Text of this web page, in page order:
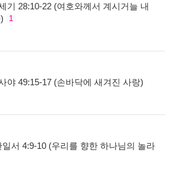
기 28:10-22 (여호와께서 계시거늘 내
1
야 49:15-17 (손바닥에 새겨진 사랑)
서 4:9-10 (우리를 향한 하나님의 놀라